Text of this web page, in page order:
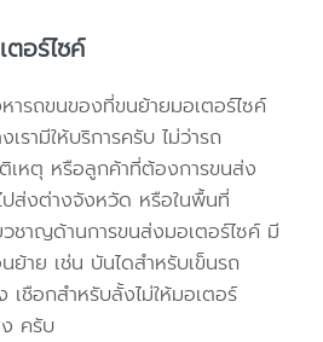
อร์ไซค์
ารถขนของที่ขนย้ายมอเตอร์ไซค์
รามีให้บริการครับ ไม่ว่ารถ
เหตุ หรือลูกค้าที่ต้องการขนส่ง
ปส่งต่างจังหวัด หรือในพื้นที่
วชาญด้านการขนส่งมอเตอร์ไซค์ มี
าย เช่น บันไดสำหรับเข็นรถ
เชือกสำหรับลั้งไม่ให้มอเตอร์
ครับ